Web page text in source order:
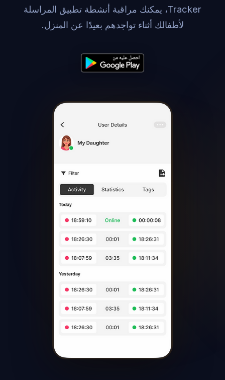
Tracker، يمكنك مراقبة أنشطة تطبيق المراسلة
لأطفالك أثناء تواجدهم بعيدًا عن المنزل.